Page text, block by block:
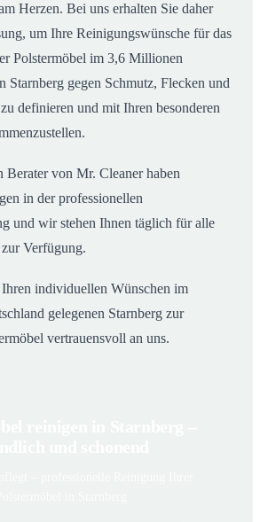
Herzen. Bei uns erhalten Sie daher
um Ihre Reinigungswünsche für das
Polstermöbel im 3,6 Millionen
Starnberg gegen Schmutz, Flecken und
definieren und mit Ihren besonderen
Berater von Mr. Cleaner haben
in der professionellen
und wir stehen Ihnen täglich für alle
Verfügung.
individuellen Wünschen im
gelegenen Starnberg zur
vertrauensvoll an uns.